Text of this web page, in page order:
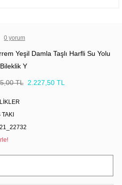
0 yorum
Yeşil Damla Taşlı Harfli Su Yolu
Bileklik Y
TL 2.227,50 TL